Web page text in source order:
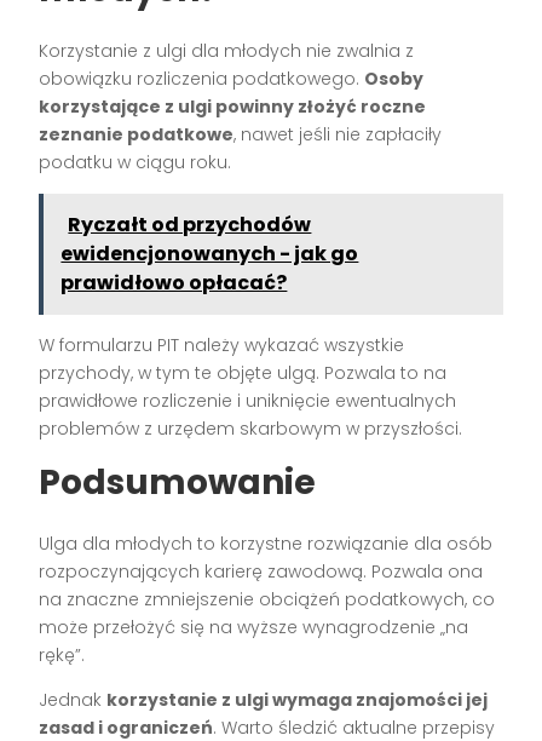
Korzystanie z ulgi dla młodych nie zwalnia z
obowiązku rozliczenia podatkowego. Osoby
korzystające z ulgi powinny złożyć roczne
zeznanie podatkowe, nawet jeśli nie zapłaciły
podatku w ciągu roku.
Ryczałt od przychodów
ewidencjonowanych - jak go
prawidłowo opłacać?
W formularzu PIT należy wykazać wszystkie
przychody, w tym te objęte ulgą. Pozwala to na
prawidłowe rozliczenie i uniknięcie ewentualnych
problemów z urzędem skarbowym w przyszłości.
Podsumowanie
Ulga dla młodych to korzystne rozwiązanie dla osób
rozpoczynających karierę zawodową. Pozwala ona
na znaczne zmniejszenie obciążeń podatkowych, co
może przełożyć się na wyższe wynagrodzenie „na
rękę”.
Jednak korzystanie z ulgi wymaga znajomości jej
zasad i ograniczeń. Warto śledzić aktualne przepisy